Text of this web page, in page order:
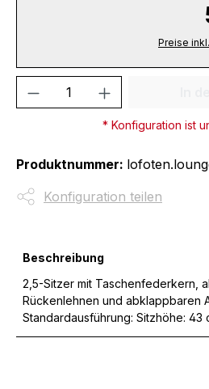
Preise
Produkt Anzahl: Gib
* Konfiguration ist
Produktnummer:
Konfiguration teilen
Beschreibung
2,5-Sitzer mit Taschenfederkern,
Rückenlehnen und abklappbaren
Standardausführung: Sitzhöhe: 43